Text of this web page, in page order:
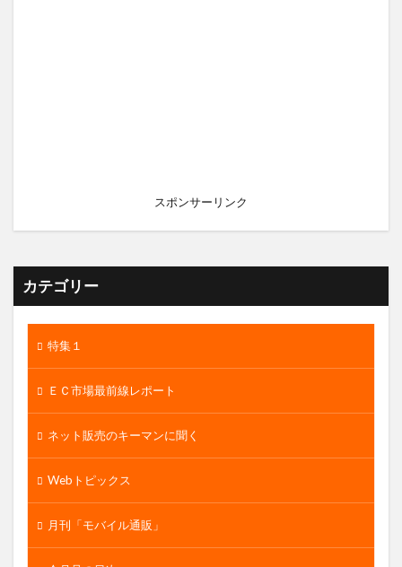
スポンサーリンク
カテゴリー
特集１
ＥＣ市場最前線レポート
ネット販売のキーマンに聞く
Webトピックス
月刊「モバイル通販」